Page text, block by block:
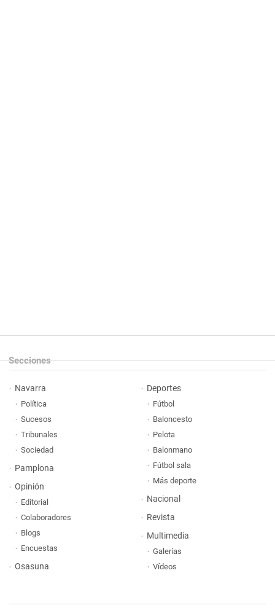
Secciones
Navarra
Política
Sucesos
Tribunales
Sociedad
Pamplona
Opinión
Editorial
Colaboradores
Blogs
Encuestas
Osasuna
Deportes
Fútbol
Baloncesto
Pelota
Balonmano
Fútbol sala
Más deporte
Nacional
Revista
Multimedia
Galerías
Vídeos